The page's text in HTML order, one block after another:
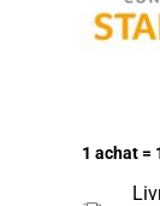
1 achat =